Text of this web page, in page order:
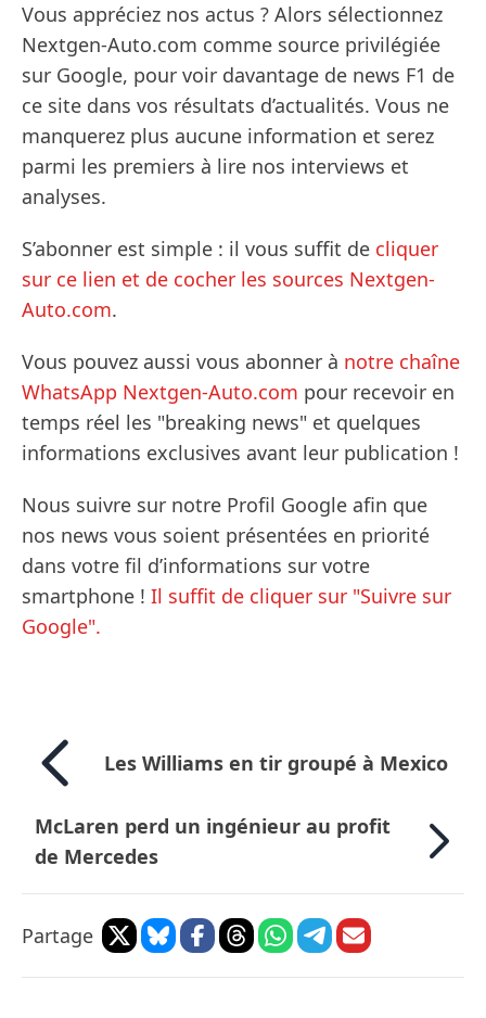
Vous appréciez nos actus ? Alors sélectionnez
Nextgen-Auto.com comme source privilégiée
sur Google, pour voir davantage de news F1 de
ce site dans vos résultats d’actualités. Vous ne
manquerez plus aucune information et serez
parmi les premiers à lire nos interviews et
analyses.
S’abonner est simple : il vous suffit de cliquer
sur ce lien et de cocher les sources Nextgen-
Auto.com.
Vous pouvez aussi vous abonner à notre chaîne
WhatsApp Nextgen-Auto.com pour recevoir en
temps réel les "breaking news" et quelques
informations exclusives avant leur publication !
Nous suivre sur notre Profil Google afin que
nos news vous soient présentées en priorité
dans votre fil d’informations sur votre
smartphone ! Il suffit de cliquer sur "Suivre sur
Google".
Les Williams en tir groupé à Mexico
McLaren perd un ingénieur au profit
de Mercedes
Partage